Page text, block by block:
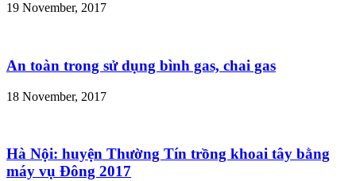
19 November, 2017
An toàn trong sử dụng bình gas, chai gas
18 November, 2017
Hà Nội: huyện Thường Tín trồng khoai tây bằng
máy vụ Đông 2017